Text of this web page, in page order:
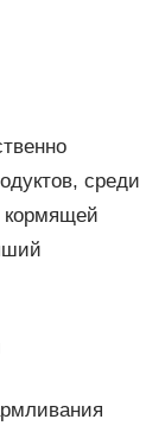
среди
кормящей